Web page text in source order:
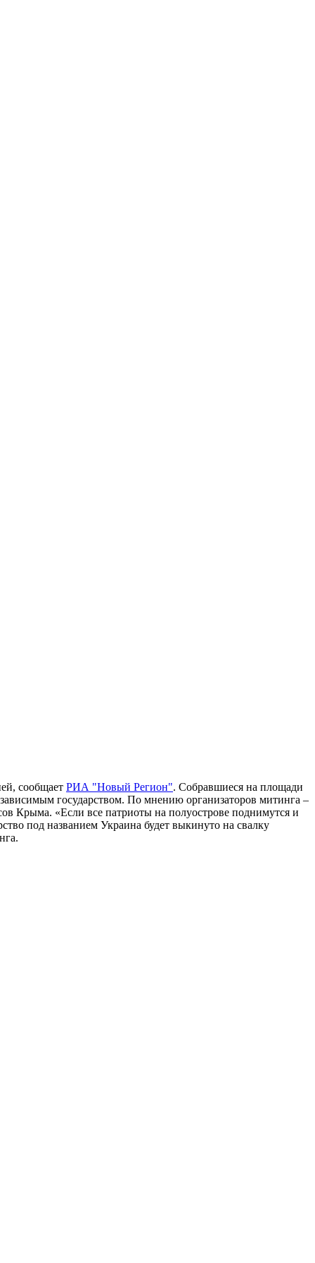
сообщает РИА "Новый Регион". Собравшиеся на площади
государством. По мнению организаторов митинга –
Крыма. «Если все патриоты на полуострове поднимутся и
под названием Украина будет выкинуто на свалку